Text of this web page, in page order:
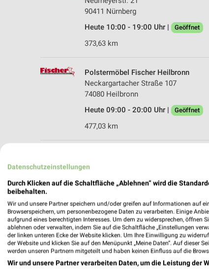
90411 Nürnberg
Heute 10:00 - 19:00 Uhr |
Geöffnet
373,63 km
Polstermöbel Fischer Heilbronn
Neckargartacher Straße 107
74080 Heilbronn
Heute 09:00 - 20:00 Uhr |
Geöffnet
477,03 km
weekli -
Finden Sie noch mehr
✔
✔Folge
✔Push-
✔
Datenschutzeinstellungen
Durch Klicken auf die Schaltfläche „Ablehnen“ wird die
beibehalten.
Wir und unsere Partner speichern und/oder greifen auf Informationen auf
Browserspeichern, um personenbezogene Daten zu verarbeiten. Einige
aufgrund eines berechtigten Interesses. Um dem zu widersprechen, öffnen
ablehnen oder verwalten, indem Sie auf die Schaltfläche „Einstellungen
der linken unteren Ecke der Website klicken. Um Ihre Einwilligung zu
der Website und klicken Sie auf den Menüpunkt „Meine Daten“. Auf dieser
werden unseren Partnern mitgeteilt und haben keinen Einfluss auf die
Wir und unsere Partner verarbeiten Daten, um die Leistung der